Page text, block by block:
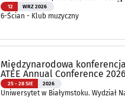
12 WRZ 2026
6-Ścian - Klub muzyczny
Międzynarodowa
ATEE Annual Conference 2026
25 - 28 SIE 2026
Uniwersytet w Białymstoku. Wydział